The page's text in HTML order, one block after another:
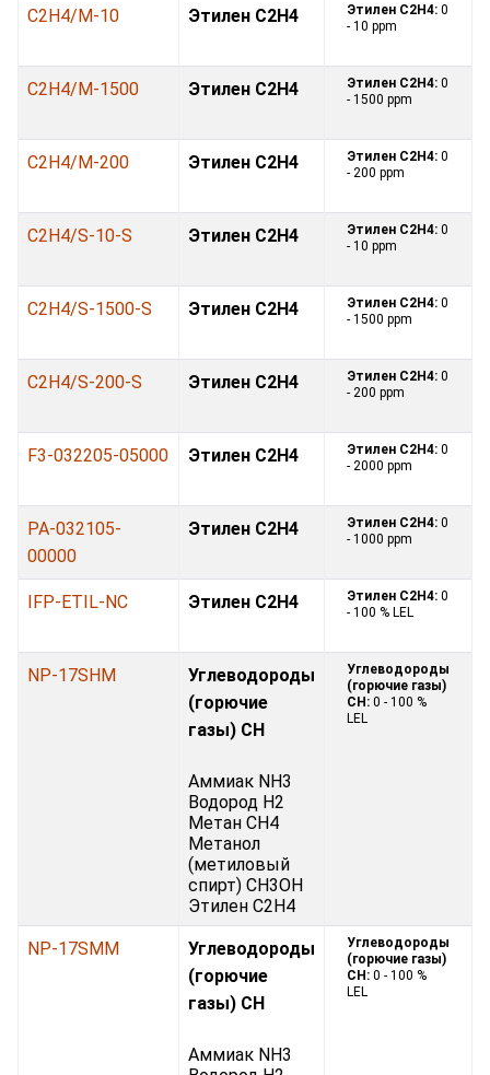
C2H4/M-10 Этилен С2H4 Этилен С2H4: 0
- 10 ppm
C2H4/M-1500 Этилен С2H4 Этилен С2H4: 0
- 1500 ppm
C2H4/M-200 Этилен С2H4 Этилен С2H4: 0
- 200 ppm
C2H4/S-10-S Этилен С2H4 Этилен С2H4: 0
- 10 ppm
C2H4/S-1500-S Этилен С2H4 Этилен С2H4: 0
- 1500 ppm
C2H4/S-200-S Этилен С2H4 Этилен С2H4: 0
- 200 ppm
F3-032205-05000 Этилен С2H4 Этилен С2H4: 0
- 2000 ppm
PA-032105-
00000
Этилен С2H4 Этилен С2H4: 0
- 1000 ppm
IFP-ETIL-NC Этилен С2H4 Этилен С2H4: 0
- 100 % LEL
NP-17SHM
Углеводороды
(горючие
газы) CH
Аммиак NH3
Водород H2
Метан CH4
Метанол
(метиловый
спирт) CH3OH
Этилен С2H4
Углеводороды
(горючие газы)
CH: 0 - 100 %
LEL
NP-17SMM
Углеводороды
(горючие
газы) CH
Аммиак NH3
Углеводороды
(горючие газы)
CH: 0 - 100 %
LEL